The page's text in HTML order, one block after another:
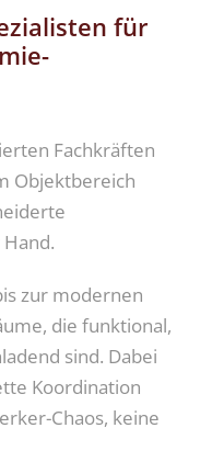
für
Fachkräften
Objektbereich
zur modernen
die funktional,
sind. Dabei
Koordination
Chaos, keine